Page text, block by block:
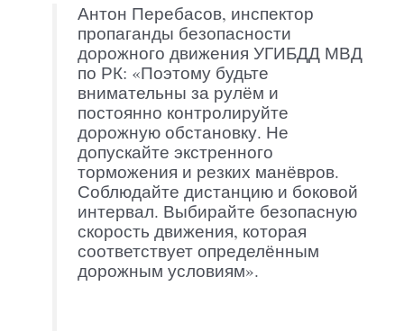
Антон Перебасов, инспектор
пропаганды безопасности
дорожного движения УГИБДД МВД
по РК: «Поэтому будьте
внимательны за рулём и
постоянно контролируйте
дорожную обстановку. Не
допускайте экстренного
торможения и резких манёвров.
Соблюдайте дистанцию и боковой
интервал. Выбирайте безопасную
скорость движения, которая
соответствует определённым
дорожным условиям».